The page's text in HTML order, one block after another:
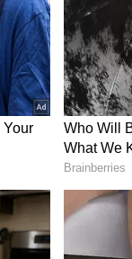
மாறும்.
ஊதிய
காலத்துடன்